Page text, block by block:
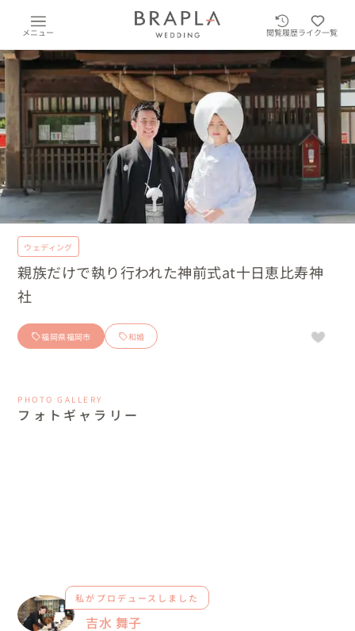
メニュー 閲覧履歴ライク一覧
ウェディング
親族だけで執り行われた神前式at十日恵比寿神
社
福岡県福岡市 和婚
PHOTO GALLERY
フォトギャラリー
私がプロデュースしました
吉水 舞子